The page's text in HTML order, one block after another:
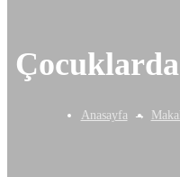
Anasayfa